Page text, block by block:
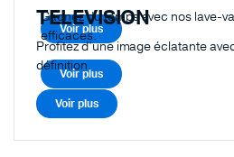
Voir plus
Gagnez du temps avec nos lave-
efficaces.
Voir plus
TELEVISION
Profitez d’une image éclatante
définition.
Voir plus